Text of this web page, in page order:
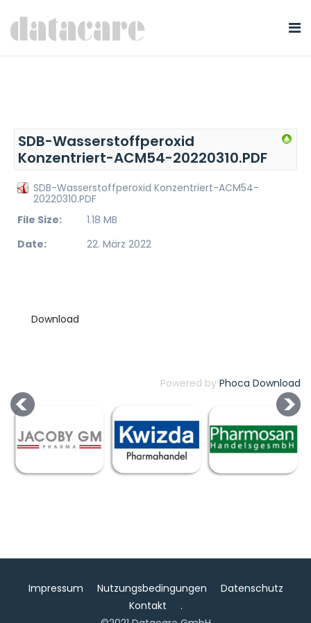
SDB-Wasserstoffperoxid
Konzentriert-ACM54-20220310.PDF
SDB-Wasserstoffperoxid Konzentriert-ACM54-
20220310.PDF
File Size:
1.18 MB
Date:
22. März 2022
Powered by Phoca Download
Impressum Nutzungsbedingungen
Datenschutz
Kontakt
.